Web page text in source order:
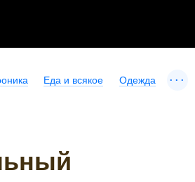
Еда и всякое Одежда ...